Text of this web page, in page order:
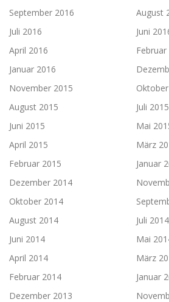
September 2016
August
Juli 2016
Juni
April 2016
Februar
Januar 2016
November 2015
August 2015
Juli 2015
Juni 2015
Mai
April 2015
März
Februar 2015
Januar
Dezember 2014
Oktober 2014
August 2014
Juli 2014
Juni 2014
Mai
April 2014
März
Februar 2014
Januar
Dezember 2013